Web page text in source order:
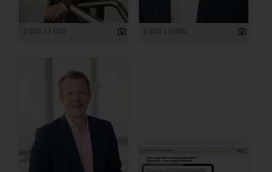
2 000 x 3 000 2 000 x 3 000